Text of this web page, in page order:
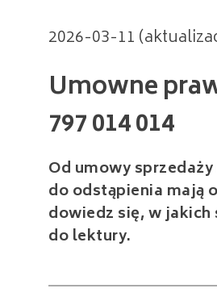
2026-03-11
Umowne
Od umowy
do odstąpienia mają
dowiedz się, w
do lektury.